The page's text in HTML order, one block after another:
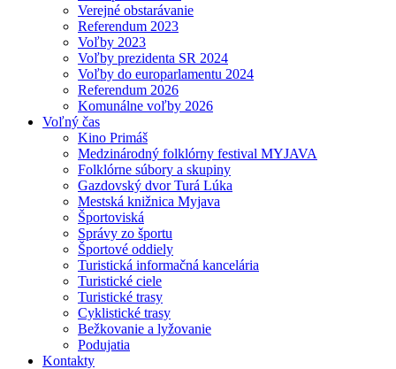
Verejné obstarávanie
Referendum 2023
Voľby 2023
Voľby prezidenta SR 2024
Voľby do europarlamentu 2024
Referendum 2026
Komunálne voľby 2026
Voľný čas
Kino Primáš
Medzinárodný folklórny festival MYJAVA
Folklórne súbory a skupiny
Gazdovský dvor Turá Lúka
Mestská knižnica Myjava
Športoviská
Správy zo športu
Športové oddiely
Turistická informačná kancelária
Turistické ciele
Turistické trasy
Cyklistické trasy
Bežkovanie a lyžovanie
Podujatia
Kontakty